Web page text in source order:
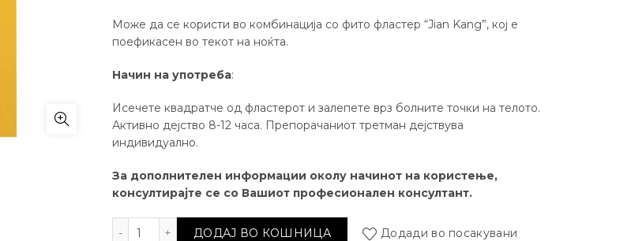
Може да се користи во комбинација со фито фластер “Jian Kang”, кој е
поефикасен во текот на ноќта.
Начин на употреба:
Исечете квадратче од фластерот и залепете врз болните точки на телото.
Активно дејство 8-12 часа. Препорачаниот третман дејствува
индивидуално.
За дополнителен информации околу начинот на користење,
консултирајте се со Вашиот професионален консултант.
Фластер за тело Wutong (5 парчиња) количина
ДОДАЈ ВО КОШНИЦА Додади во посакувани